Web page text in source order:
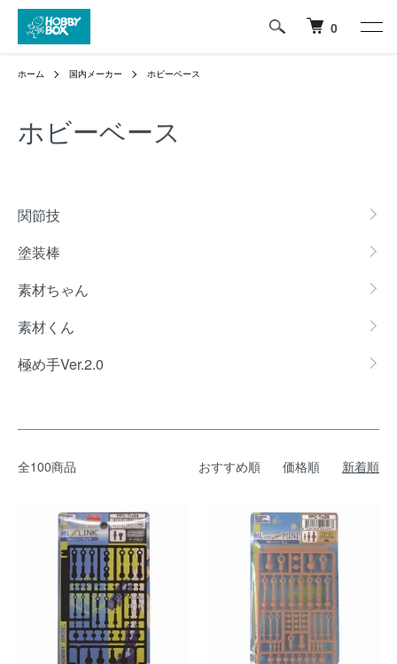
0
ホーム 国内メーカー ホビーベース
ホビーベース
関節技
塗装棒
素材ちゃん
素材くん
極め手Ver.2.0
全100商品 おすすめ順 価格順 新着順